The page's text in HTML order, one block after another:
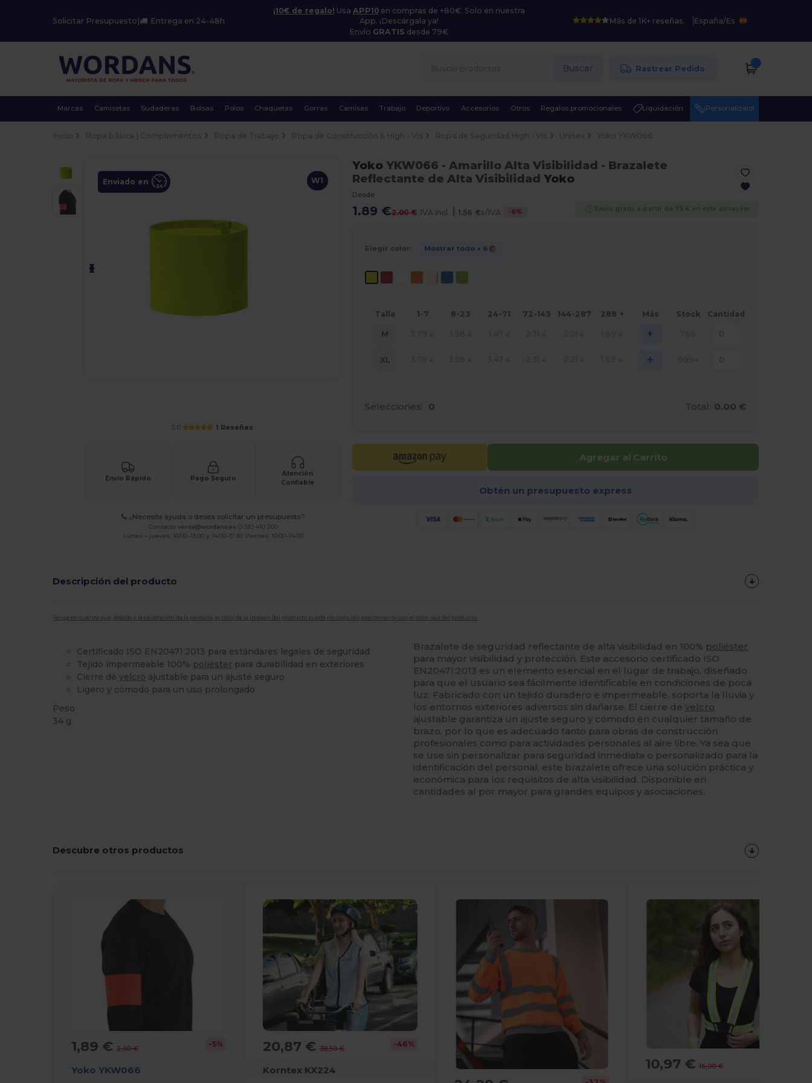
Solicitar Presupuesto Entrega en 24-48h
¡10€ de regalo! Usa APP10en compras de +80€. Solo en nuestra
App. ¡Descárgala ya!
Envío GRATIS desde 79€
Más de 1K+ reseñas. España/Es
Buscar Rastrear Pedido
Marcas Camisetas Sudaderas Bolsas Polos Chaquetas Gorras Camisas Trabajo Deportivo Accesorios Otros Regalos promocionales Liquidación ¡Personalízalo!
W1
Enviado en
5.0 1 Reseñas
Envío Rápido Pago Seguro
Atención
Confiable
¿Necesita ayuda o desea solicitar un presupuesto?
Contacto venta@wordans.es O 930 410 200
Lunes – jueves: 10:00–13:00 y 14:00–17:30 Viernes: 10:00–14:00
YokoYKW066 - Amarillo Alta Visibilidad - Brazalete
Reflectante de Alta Visibilidad Yoko
Desde
1.89 €2.00 € IVA incl. | 1.56 €s/IVA -6% Envío gratis a partir de 79 € en este almacén!
Elegir color: Mostrar todo + 6
Talla 1-7 8-23 24-71 72-143 144-287 288 + Más Stock Cantidad
M +
XL +
Selecciones: 0 Total: 0.00 €
Agregar al Carrito
Obtén un presupuesto express
Descripción del producto
Tenga en cuenta que, debido a la calibración de la pantalla, el color de la imagen del producto puede no coincidir exactamente con el color real del producto.
Certificado ISO EN20471:2013 para estándares legales de seguridad
Tejido impermeable 100% poliéster para durabilidad en exteriores
Cierre develcro ajustable para un ajuste seguro
Ligero y cómodo para un uso prolongado
Peso
34 g.
Brazalete de seguridad reflectante de alta visibilidad en 100% poliéster
para mayor visibilidad y protección. Este accesorio certificado ISO
EN20471:2013 es un elemento esencial en el lugar de trabajo, diseñado
para que el usuario sea fácilmente identificable en condiciones de poca
luz. Fabricado con un tejido duradero e impermeable, soporta la lluvia y
los entornos exteriores adversos sin dañarse. El cierre develcro
ajustable garantiza un ajuste seguro y cómodo en cualquier tamaño de
brazo, por lo que es adecuado tanto para obras de construcción
profesionales como para actividades personales al aire libre. Ya sea que
se use sin personalizar para seguridad inmediata o personalizado para la
identificación del personal, este brazalete ofrece una solución práctica y
económica para los requisitos de alta visibilidad. Disponible en
cantidades al por mayor para grandes equipos y asociaciones.
Descubre otros productos
1,89 €2,00 € -5%
Yoko YKW066
20,87 € 38,50 € -46%
Korntex KX224 10,97 €16,00 €